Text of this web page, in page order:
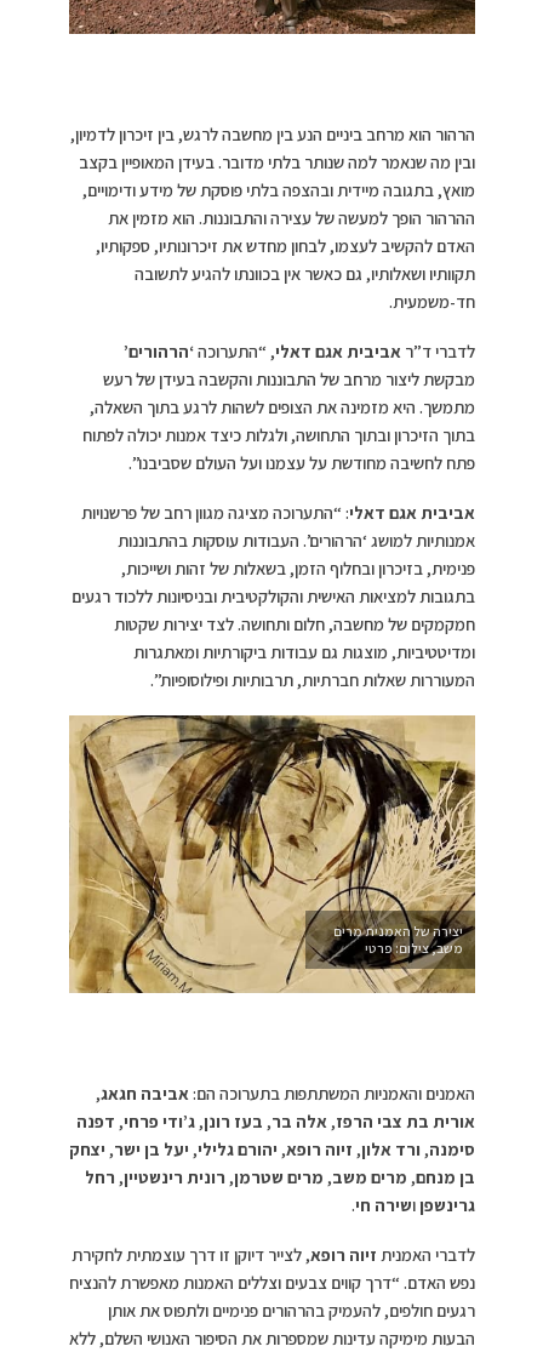
הרהור הוא מרחב ביניים הנע בין מחשבה לרגש, בין זיכרון לדמיון,
ובין מה שנאמר למה שנותר בלתי מדובר. בעידן המאופיין בקצב
מואץ, בתגובה מיידית ובהצפה בלתי פוסקת של מידע ודימויים,
ההרהור הופך למעשה של עצירה והתבוננות. הוא מזמין את
האדם להקשיב לעצמו, לבחון מחדש את זיכרונותיו, ספקותיו,
תקוותיו ושאלותיו, גם כאשר אין בכוונתו להגיע לתשובה
חד-משמעית.
לדברי ד”ראביבית אגם דאלי, “התערוכה‘הרהורים’
מבקשת ליצור מרחב של התבוננות והקשבה בעידן של רעש
מתמשך. היא מזמינה את הצופים לשהות לרגע בתוך השאלה,
בתוך הזיכרון ובתוך התחושה, ולגלות כיצד אמנות יכולה לפתוח
פתח לחשיבה מחודשת על עצמנו ועל העולם שסביבנו”.
אביבית אגם דאלי: “התערוכה מציגה מגוון רחב של פרשנויות
אמנותיות למושג ‘הרהורים’. העבודות עוסקות בהתבוננות
פנימית, בזיכרון ובחלוף הזמן, בשאלות של זהות ושייכות,
בתגובות למציאות האישית והקולקטיבית ובניסיונות ללכוד רגעים
חמקמקים של מחשבה, חלום ותחושה. לצד יצירות שקטות
ומדיטטיביות, מוצגות גם עבודות ביקורתיות ומאתגרות
המעוררות שאלות חברתיות, תרבותיות ופילוסופיות”.
יצירה של האמנית מרים
משב, צילום: פרטי
האמנים והאמניות המשתתפות בתערוכה הם: אביבה חגאג,
אורית בת צבי הרפז, אלה בר, בעז רונן, ג’ודי פרחי, דפנה
סימנה, ורד אלון, זיוה רופא, יהורם גלילי, יעל בן ישר, יצחק
בן מנחם, מרים משב, מרים שטרמן, רונית רינשטיין, רחל
גרינשפןושירה חי.
לדברי האמנית זיוה רופא, לצייר דיוקן זו דרך עוצמתית לחקירת
נפש האדם. “דרך קווים צבעים וצללים האמנות מאפשרת להנציח
רגעים חולפים, להעמיק בהרהורים פנימיים ולתפוס את אותן
הבעות מימיקה עדינות שמספרות את הסיפור האנושי השלם, ללא